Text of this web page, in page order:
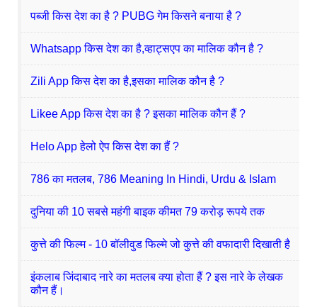
पब्जी किस देश का है ? PUBG गेम किसने बनाया है ?
Whatsapp किस देश का है,व्हाट्सएप का मालिक कौन है ?
Zili App किस देश का है,इसका मालिक कौन है ?
Likee App किस देश का है ? इसका मालिक कौन हैं ?
Helo App हेलो ऐप किस देश का हैं ?
786 का मतलब, 786 Meaning In Hindi, Urdu & Islam
दुनिया की 10 सबसे महंगी बाइक कीमत 79 करोड़ रूपये तक
कुत्ते की फिल्म - 10 बॉलीवुड फिल्मे जो कुत्ते की वफादारी दिखाती है
इंकलाब जिंदाबाद नारे का मतलब क्या होता हैं ? इस नारे के लेखक
कौन हैं।